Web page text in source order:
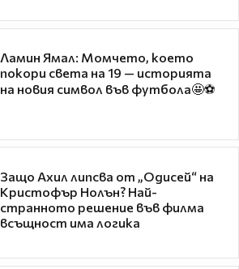
Ламин Ямал: Момчето, което
покори света на 19 — историята
на новия символ във футбола🤩⚽
Защо Ахил липсва от „Одисей“ на
Кристофър Нолън? Най-
странното решение във филма
всъщност има логика